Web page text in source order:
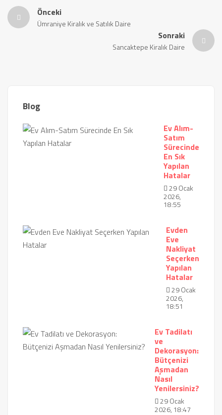
Önceki
Ümraniye Kiralık ve Satılık Daire
Sonraki
Sancaktepe Kiralık Daire
Blog
Ev Alım-
Satım
Sürecinde
En Sık
Yapılan
Hatalar
29 Ocak
2026,
18:55
Evden
Eve
Nakliyat
Seçerken
Yapılan
Hatalar
29 Ocak
2026,
18:51
Ev Tadilatı
ve
Dekorasyon:
Bütçenizi
Aşmadan
Nasıl
Yenilersiniz?
29 Ocak
2026, 18:47